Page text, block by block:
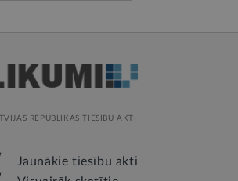
REPUBLIKAS TIESĪBU AKTI
Jaunākie tiesību akti